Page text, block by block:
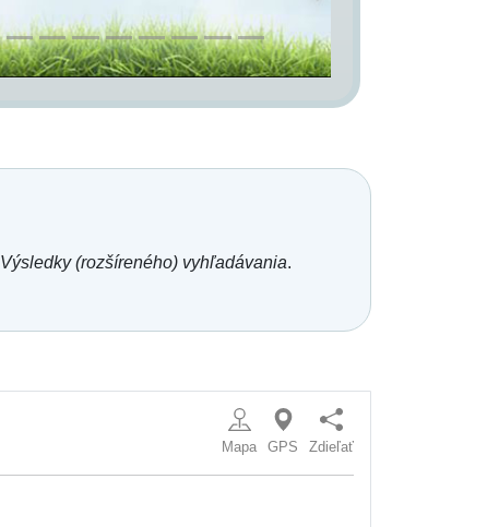
Výsledky (rozšíreného) vyhľadávania.
Mapa GPS Zdieľať